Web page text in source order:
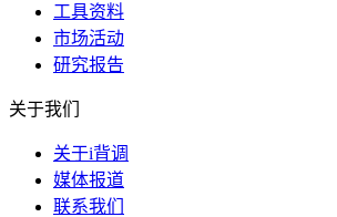
工具资料
市场活动
研究报告
关于我们
关于i背调
媒体报道
联系我们